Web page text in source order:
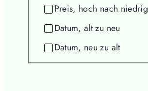
Preis, hoch nach niedrig
Datum, alt zu neu
Datum, neu zu alt